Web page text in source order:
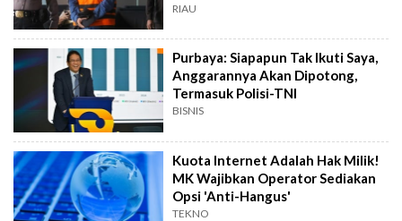
RIAU
Purbaya: Siapapun Tak Ikuti Saya,
Anggarannya Akan Dipotong,
Termasuk Polisi-TNI
BISNIS
Kuota Internet Adalah Hak Milik!
MK Wajibkan Operator Sediakan
Opsi 'Anti-Hangus'
TEKNO